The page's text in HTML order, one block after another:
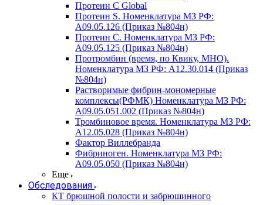
Протеин C Global
Протеин S. Номенклатура МЗ РФ:
A09.05.126 (Приказ №804н)
Протеин С. Номенклатура МЗ РФ:
A09.05.125 (Приказ №804н)
Протромбин (время, по Квику, МНО).
Номенклатура МЗ РФ: A12.30.014 (Приказ
№804н)
Растворимые фибрин-мономерные
комплексы(РФМК) Номенклатура МЗ РФ:
A09.05.051.002 (Приказ №804н)
Тромбиновое время. Номенклатура МЗ РФ:
A12.05.028 (Приказ №804н)
Фактор Виллебранда
Фибриноген. Номенклатура МЗ РФ:
A09.05.050 (Приказ №804н)
Еще
Обследования
КТ брюшной полости и забрюшинного